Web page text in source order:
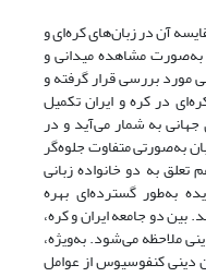
آن در زبان‌های کره‌ای و
به‌صورت مشاهده میدانی و
مورد بررسی قرار گرفته و
در کره و ایران تکمیل
به شمار می‌آید و در
به‌صورتی متفاوت جلوه‌گر
به دو خانواده زبانی
به‌طور گسترده‌ای بهره
بین دو جامعه ایران و کره،
ملاحظه می‌شود. به‌ویژه،
دینی کنفوسیوس از عوامل